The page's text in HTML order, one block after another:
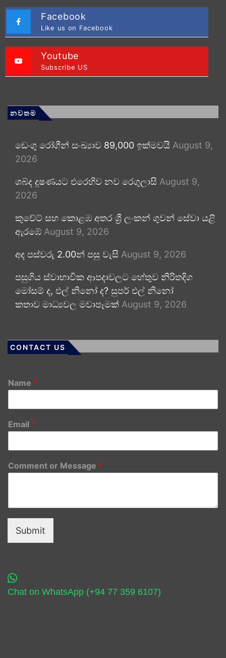
Facebook
Like us on Facebook
Youtube
Subscribe US
නවතම
ඩෙංගු රෝගීන් සංඛ්‍යාව 89,000 ඉක්මවයි August 9,
2026
ශබ්ද දූෂණයට එරෙහිව නව රෙගුලාසි August 9,
2026
කුවේට් සහ කොළඹ අතර ශ්‍රී ලංකන් ගුවන් සේවා යළි
ඇරඹේ August 9, 2026
අද පස්වරු 2.00න් පසු වැසි August 9, 2026
පසුගිය ස්වාභාවික ආපදාවලට හේතුව නිරිතදිග
මෝසම් ද, එල් නිනෝ ද? සුපර් එල් නිනෝ
කතාව මාධ්‍යවල මවාපෑමක් August 9, 2026
CONTACT US
Name *
Email *
Comment or Message *
Submit
Chat on WhatsApp (+94 77 359 6107)